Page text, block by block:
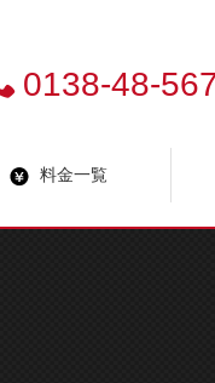
0138-48-
料金一覧